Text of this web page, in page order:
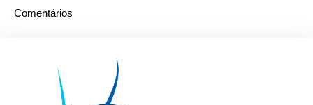
Comentários